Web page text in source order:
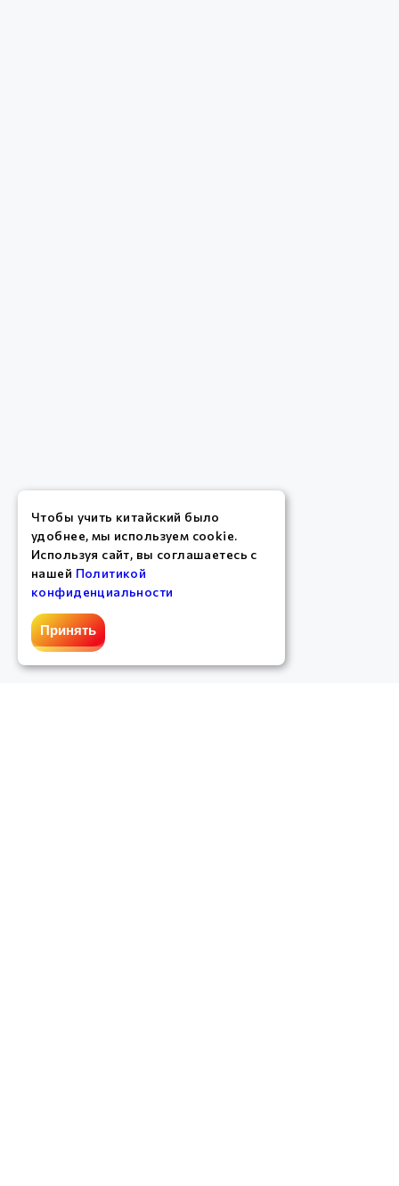
Чтобы учить китайский было
удобнее, мы используем cookie.
Используя сайт, вы соглашаетесь с
нашей Политикой
конфиденциальности
Принять